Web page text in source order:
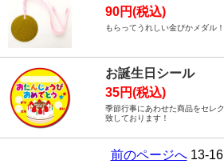
90円(税込)
もらってうれしい金ぴかメダル！
お誕生日シール
35円(税込)
季節行事にあわせた商品をセレ
致しております！
前のページへ13-16